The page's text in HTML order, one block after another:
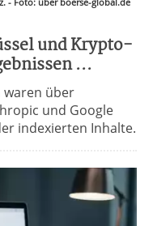
und Krypto-
...
waren über
und Google
indexierten Inhalte.